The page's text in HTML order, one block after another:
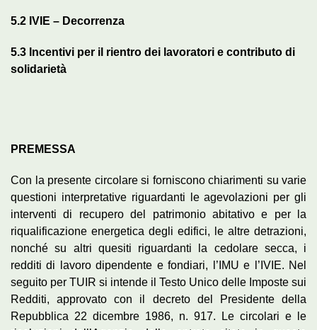
5.2 IVIE – Decorrenza
5.3 Incentivi per il rientro dei lavoratori e contributo di
solidarietà
PREMESSA
Con la presente circolare si forniscono chiarimenti su varie
questioni interpretative riguardanti le agevolazioni per gli
interventi di recupero del patrimonio abitativo e per la
riqualificazione energetica degli edifici, le altre detrazioni,
nonché su altri quesiti riguardanti la cedolare secca, i
redditi di lavoro dipendente e fondiari, l’IMU e l’IVIE. Nel
seguito per TUIR si intende il Testo Unico delle Imposte sui
Redditi, approvato con il decreto del Presidente della
Repubblica 22 dicembre 1986, n. 917. Le circolari e le